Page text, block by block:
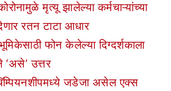
मृत्यू झालेल्या कर्मचाऱ्यांच्या
रतन टाटा आधार
फोन केलेल्या दिग्दर्शकाला
‘असे’ उत्तर
जडेजा असेल एक्स